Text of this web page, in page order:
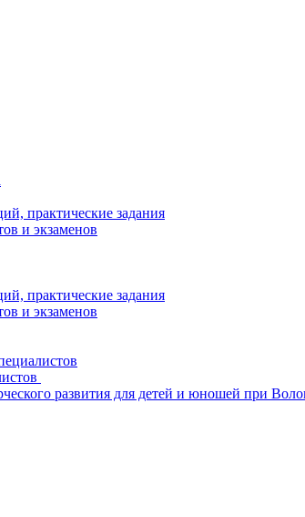
практические задания
и экзаменов
практические задания
и экзаменов
развития для детей и юношей при